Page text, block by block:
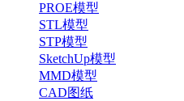
PROE模型
STL模型
STP模型
SketchUp模型
MMD模型
CAD图纸